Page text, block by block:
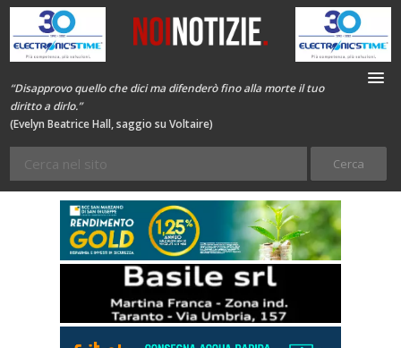
“Disapprovo quello che dici ma difenderò fino alla morte il tuo
diritto a dirlo.”
(Evelyn Beatrice Hall, saggio su Voltaire)